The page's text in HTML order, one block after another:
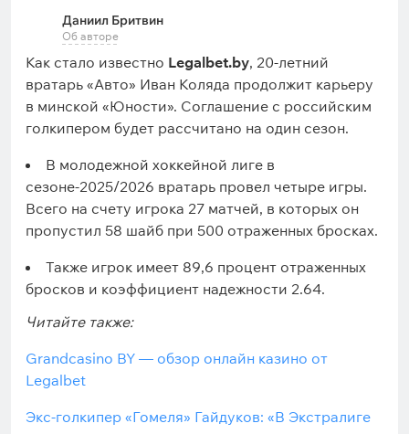
Даниил Бритвин
Об авторе
Как стало известно Legalbet.by, 20-летний
вратарь «Авто» Иван Коляда продолжит карьеру
в минской «Юности». Соглашение с российским
голкипером будет рассчитано на один сезон.
В молодежной хоккейной лиге в
сезоне-2025/2026 вратарь провел четыре игры.
Всего на счету игрока 27 матчей, в которых он
пропустил 58 шайб при 500 отраженных бросках.
Также игрок имеет 89,6 процент отраженных
бросков и коэффициент надежности 2.64.
Читайте также:
Grandcasino BY — обзор онлайн казино от
Legalbet
Экс-голкипер «Гомеля» Гайдуков: «В Экстралиге